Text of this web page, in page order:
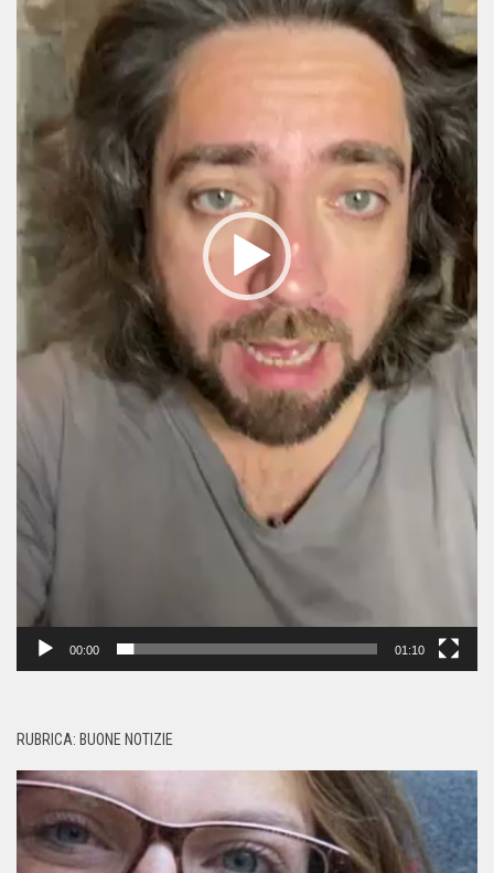
00:00 01:10
RUBRICA: BUONE NOTIZIE